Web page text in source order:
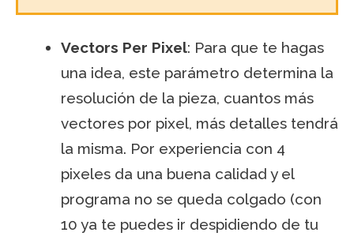
Vectors Per Pixel: Para que te hagas
una idea, este parámetro determina la
resolución de la pieza, cuantos más
vectores por pixel, más detalles tendrá
la misma. Por experiencia con 4
pixeles da una buena calidad y el
programa no se queda colgado (con
10 ya te puedes ir despidiendo de tu